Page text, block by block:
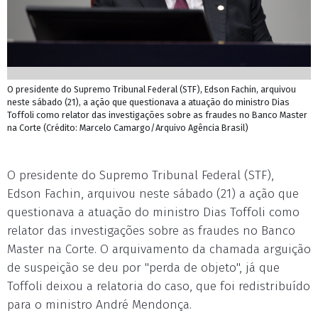
O presidente do Supremo Tribunal Federal (STF), Edson Fachin, arquivou
neste sábado (21), a ação que questionava a atuação do ministro Dias
Toffoli como relator das investigações sobre as fraudes no Banco Master
na Corte (Crédito: Marcelo Camargo/Arquivo Agência Brasil)
O presidente do Supremo Tribunal Federal (STF),
Edson Fachin, arquivou neste sábado (21) a ação que
questionava a atuação do ministro Dias Toffoli como
relator das investigações sobre as fraudes no Banco
Master na Corte. O arquivamento da chamada arguição
de suspeição se deu por "perda de objeto", já que
Toffoli deixou a relatoria do caso, que foi redistribuído
para o ministro André Mendonça.